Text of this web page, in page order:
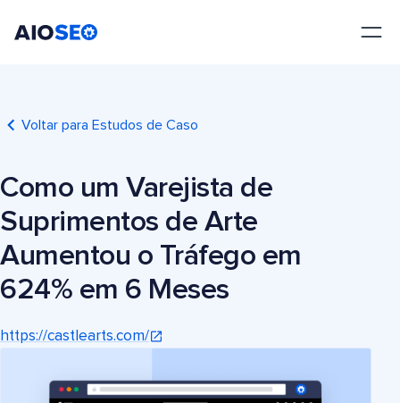
Voltar para Estudos de Caso
Como um Varejista de
Suprimentos de Arte
Aumentou o Tráfego em
624% em 6 Meses
https://castlearts.com/